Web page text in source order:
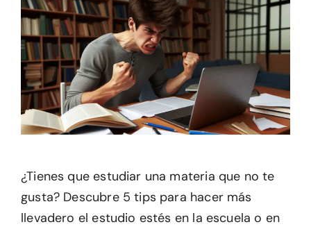
¿Tienes que estudiar una materia que no te
gusta? Descubre 5 tips para hacer más
llevadero el estudio estés en la escuela o en